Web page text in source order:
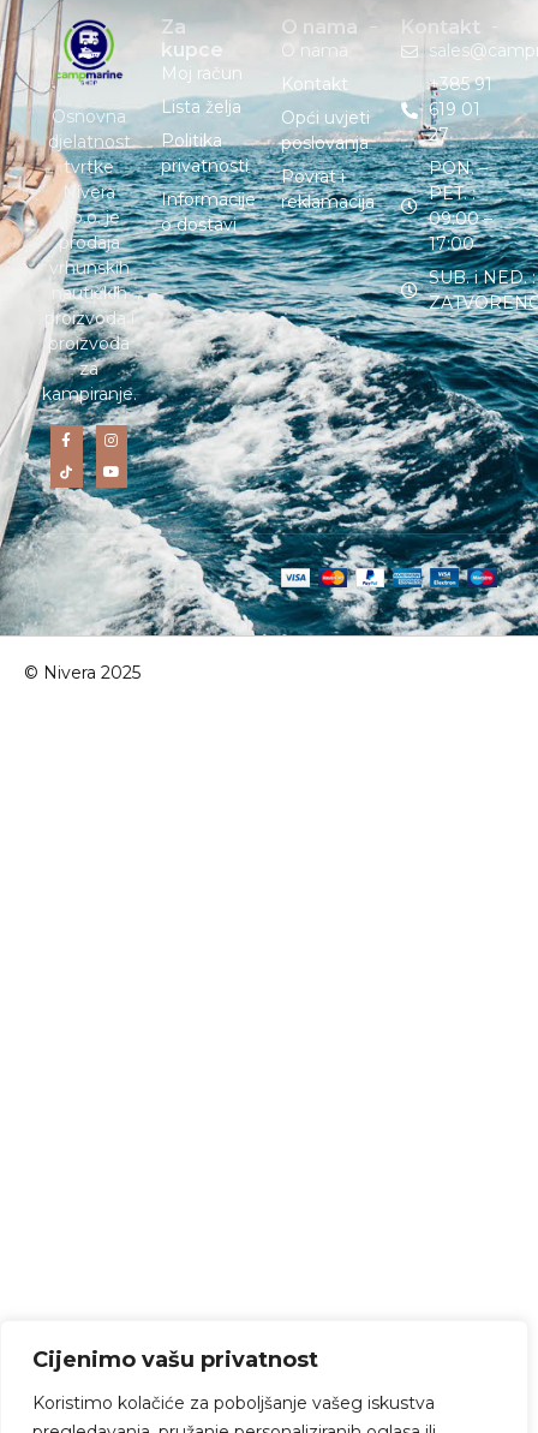
Cijenimo vašu privatnost
Koristimo kolačiće za poboljšanje vašeg iskustva
Osnovna
djelatnost
tvrtke
Nivera
d.o.o. je
prodaja
vrhunskih
nautičkih
proizvoda i
proizvoda
za
kampiranje.
Za
kupce
Moj račun
Lista želja
Politika
privatnosti
Informacije
o dostavi
O nama
O nama
Kontakt
Opći uvjeti
poslovanja
Povrat i
reklamacija
Kontakt
+385 91
619 01
27
PON. –
PET. :
09:00 –
17:00
SUB. i NED. :
© Nivera 2025